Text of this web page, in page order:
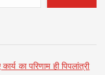
का परिणाम ही पिपलांत्री